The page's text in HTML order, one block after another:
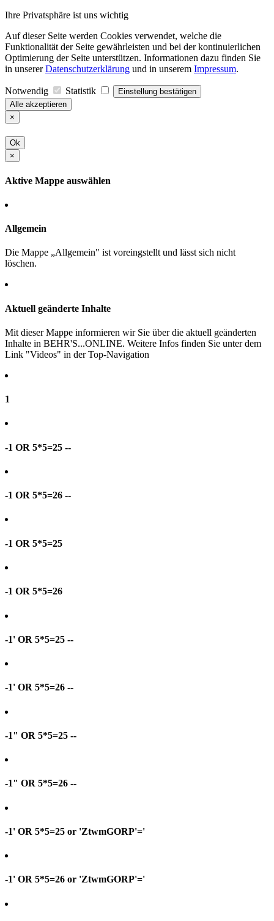
Ihre Privatsphäre ist uns wichtig
Auf dieser Seite werden Cookies verwendet, welche die
Funktionalität der Seite gewährleisten und bei der kontinuierlichen
Optimierung der Seite unterstützen. Informationen dazu finden Sie
in unsererDatenschutzerklärung und in unserem Impressum.
Notwendig Statistik
Einstellung bestätigen
Alle akzeptieren
×
Ok
×
Aktive Mappe auswählen
Allgemein
Die Mappe „Allgemein" ist voreingstellt und lässt sich nicht
löschen.
Aktuell geänderte Inhalte
Mit dieser Mappe informieren wir Sie über die aktuell geänderten
Inhalte in BEHR'S...ONLINE. Weitere Infos finden Sie unter dem
Link "Videos" in der Top-Navigation
1
-1 OR 5*5=25 --
-1 OR 5*5=26 --
-1 OR 5*5=25
-1 OR 5*5=26
-1' OR 5*5=25 --
-1' OR 5*5=26 --
-1" OR 5*5=25 --
-1" OR 5*5=26 --
-1' OR 5*5=25 or 'ZtwmGORP'='
-1' OR 5*5=26 or 'ZtwmGORP'='